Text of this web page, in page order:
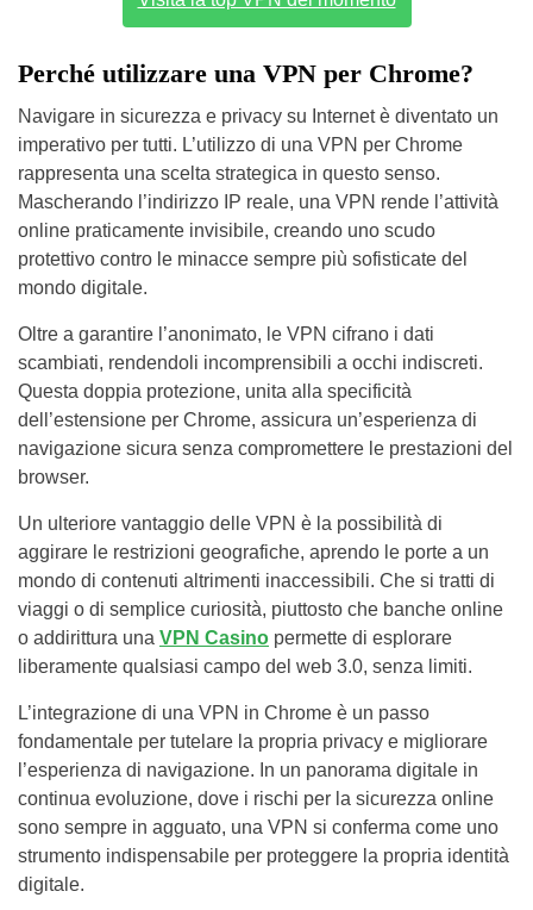
Perché utilizzare una VPN per Chrome?
Navigare in sicurezza e privacy su Internet è diventato un
imperativo per tutti. L’utilizzo di una VPN per Chrome
rappresenta una scelta strategica in questo senso.
Mascherando l’indirizzo IP reale, una VPN rende l’attività
online praticamente invisibile, creando uno scudo
protettivo contro le minacce sempre più sofisticate del
mondo digitale.
Oltre a garantire l’anonimato, le VPN cifrano i dati
scambiati, rendendoli incomprensibili a occhi indiscreti.
Questa doppia protezione, unita alla specificità
dell’estensione per Chrome, assicura un’esperienza di
navigazione sicura senza compromettere le prestazioni del
browser.
Un ulteriore vantaggio delle VPN è la possibilità di
aggirare le restrizioni geografiche, aprendo le porte a un
mondo di contenuti altrimenti inaccessibili. Che si tratti di
viaggi o di semplice curiosità, piuttosto che banche online
o addirittura una VPN Casino permette di esplorare
liberamente qualsiasi campo del web 3.0, senza limiti.
L’integrazione di una VPN in Chrome è un passo
fondamentale per tutelare la propria privacy e migliorare
l’esperienza di navigazione. In un panorama digitale in
continua evoluzione, dove i rischi per la sicurezza online
sono sempre in agguato, una VPN si conferma come uno
strumento indispensabile per proteggere la propria identità
digitale.